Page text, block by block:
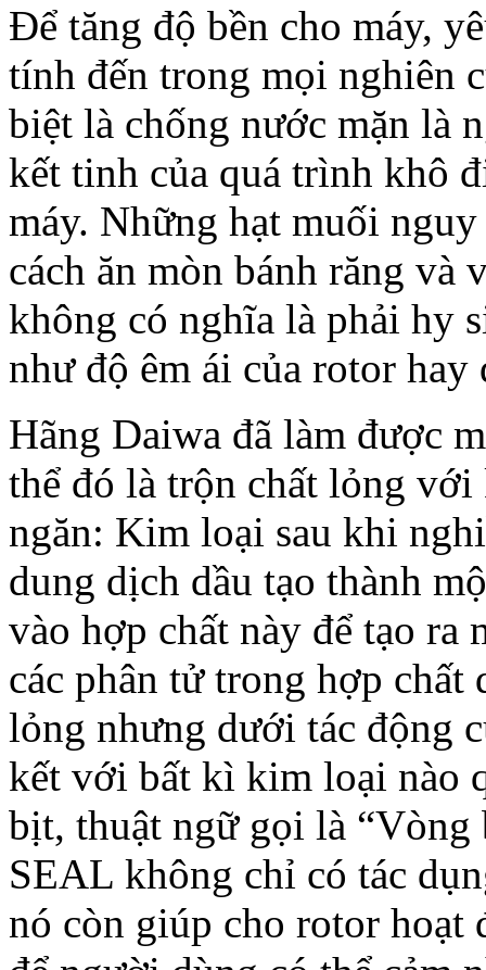
Để tăng độ bền cho máy,
tính đến trong mọi nghiên
biệt là chống nước mặn là
kết tinh của quá trình khô
máy. Những hạt muối
cách ăn mòn bánh răng
không có nghĩa là phải hy
như độ êm ái của rotor hay
Hãng Daiwa đã làm được
thể đó là trộn chất lỏng
ngăn: Kim loại sau khi
dung dịch dầu tạo thành
vào hợp chất này để tạo
các phân tử trong hợp
lỏng nhưng dưới tác động
kết với bất kì kim loại nào
bịt, thuật ngữ gọi là
SEAL không chỉ có tác
nó còn giúp cho rotor hoạt